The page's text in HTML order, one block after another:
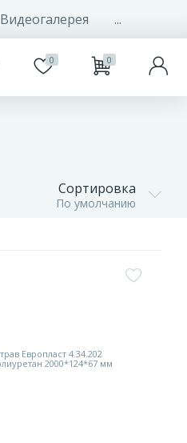
Видеогалерея ...
0 0
Сортировка
По умолчанию